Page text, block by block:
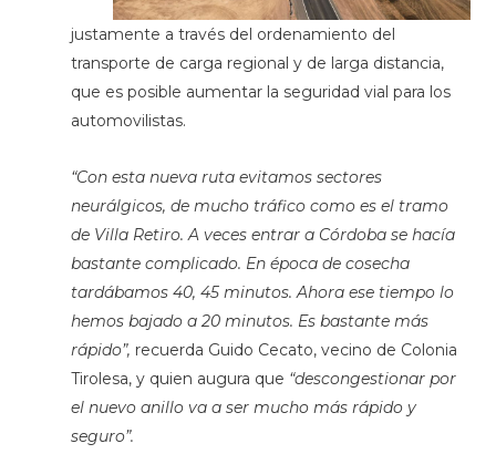
justamente a través del ordenamiento del
transporte de carga regional y de larga distancia,
que es posible aumentar la seguridad vial para los
automovilistas.
“Con esta nueva ruta evitamos sectores
neurálgicos, de mucho tráfico como es el tramo
de Villa Retiro. A veces entrar a Córdoba se hacía
bastante complicado. En época de cosecha
tardábamos 40, 45 minutos. Ahora ese tiempo lo
hemos bajado a 20 minutos. Es bastante más
rápido”, recuerda Guido Cecato, vecino de Colonia
Tirolesa, y quien augura que “descongestionar por
el nuevo anillo va a ser mucho más rápido y
seguro”.